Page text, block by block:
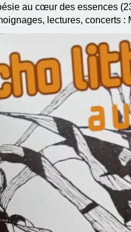
au cœur des essences
lectures, concerts :